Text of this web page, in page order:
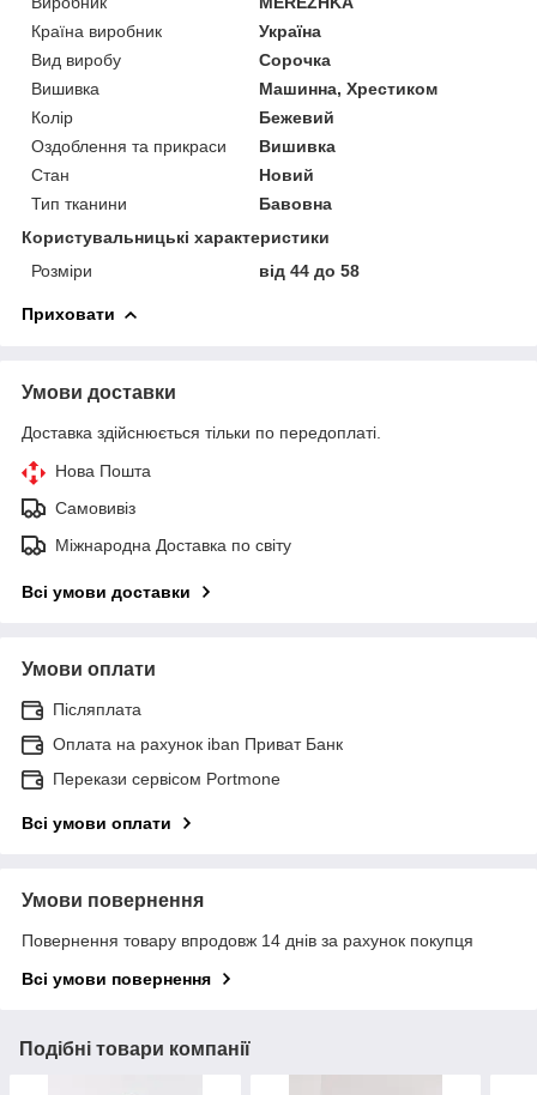
Країна виробник
Україна
Вид виробу
Сорочка
Вишивка
Машинна, Хрестиком
Колір
Бежевий
Оздоблення та прикраси
Вишивка
Стан
Новий
Тип тканини
Бавовна
Користувальницькі характеристики
Розміри
від 44 до 58
Приховати
Умови доставки
Доставка здійснюється тільки по передоплаті.
Нова Пошта
Самовивіз
Міжнародна Доставка по світу
Всі умови доставки
Умови оплати
Післяплата
Оплата на рахунок iban Приват Банк
Перекази сервісом Portmone
Всі умови оплати
Умови повернення
Повернення товару впродовж 14 днів за рахунок покупця
Всі умови повернення
Подібні товари компанії